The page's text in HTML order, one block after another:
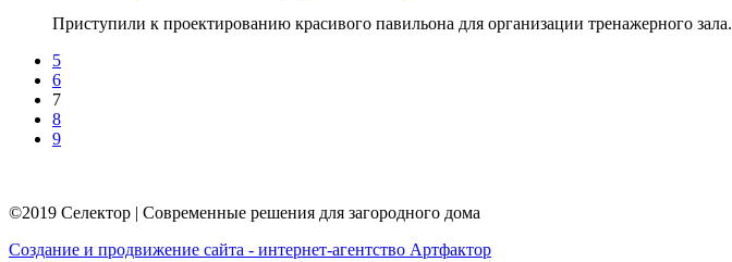
Приступили к проектированию красивого павильона для организации тренажерного зала.
5
6
7
8
9
©2019 Селектор | Современные решения для загородного дома
Создание и продвижение сайта - интернет-агентство Артфактор